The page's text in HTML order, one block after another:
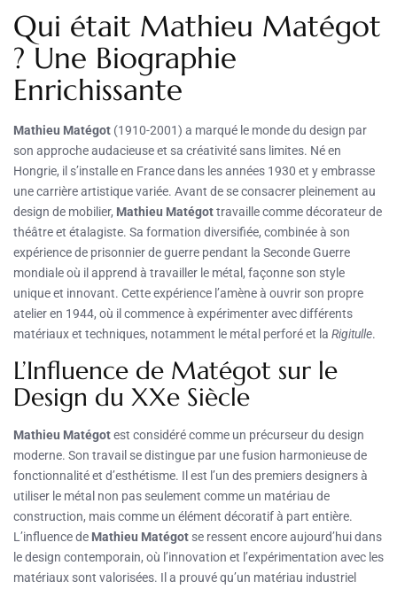
Qui était Mathieu Matégot
? Une Biographie
Enrichissante
Mathieu Matégot (1910-2001) a marqué le monde du design par
son approche audacieuse et sa créativité sans limites. Né en
Hongrie, il s’installe en France dans les années 1930 et y embrasse
une carrière artistique variée. Avant de se consacrer pleinement au
design de mobilier, Mathieu Matégottravaille comme décorateur de
théâtre et étalagiste. Sa formation diversifiée, combinée à son
expérience de prisonnier de guerre pendant la Seconde Guerre
mondiale où il apprend à travailler le métal, façonne son style
unique et innovant. Cette expérience l’amène à ouvrir son propre
atelier en 1944, où il commence à expérimenter avec différents
matériaux et techniques, notamment le métal perforé et la Rigitulle.
L’Influence de Matégot sur le
Design du XXe Siècle
Mathieu Matégotest considéré comme un précurseur du design
moderne. Son travail se distingue par une fusion harmonieuse de
fonctionnalité et d’esthétisme. Il est l’un des premiers designers à
utiliser le métal non pas seulement comme un matériau de
construction, mais comme un élément décoratif à part entière.
L’influence de Mathieu Matégot se ressent encore aujourd’hui dans
le design contemporain, où l’innovation et l’expérimentation avec les
matériaux sont valorisées. Il a prouvé qu’un matériau industriel